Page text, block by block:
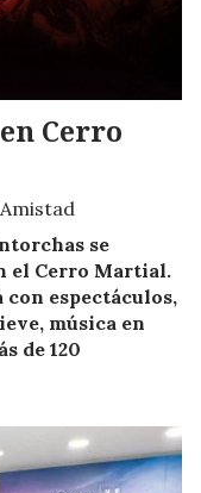
Cerro
se
el Cerro Martial.
espectáculos,
música en
de 120